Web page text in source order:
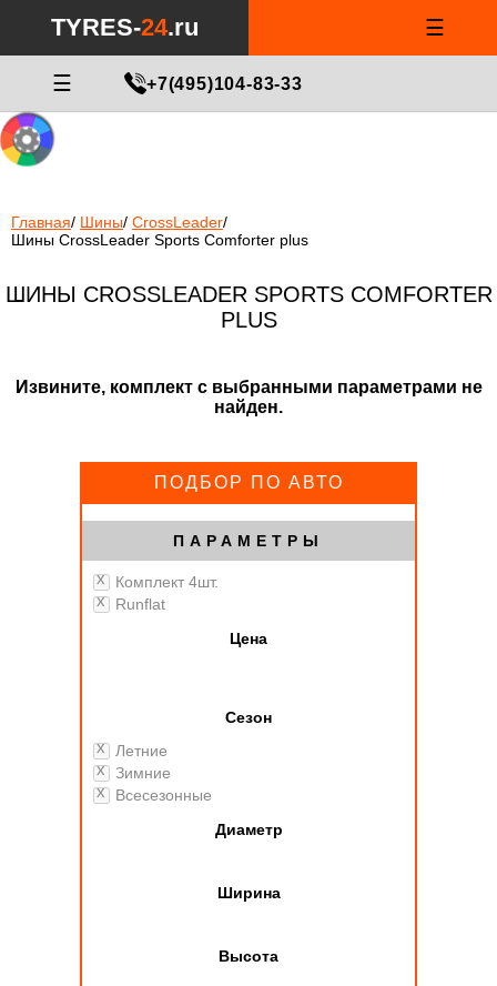
24.ru/html/catalog/controller/product/shinydiski.php
on line
TYRES-24.ru ☰
☰ +7(495)104-83-33
Главная/ Шины/ CrossLeader/
Шины CrossLeader Sports Comforter plus
ШИНЫ CROSSLEADER SPORTS COMFORTER
PLUS
Извините, комплект с выбранными параметрами не
найден.
ПОДБОР ПО АВТО
ПАРАМЕТРЫ
Комплект 4шт.
Runflat
Цена
Сезон
Летние
Зимние
Всесезонные
Диаметр
Ширина
Высота